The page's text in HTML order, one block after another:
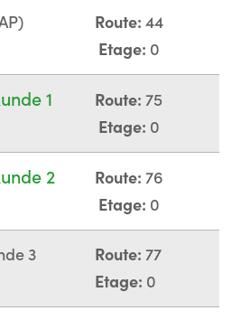
Route: 44
Etage: 0
1 Route: 75
Etage: 0
2 Route: 76
Etage: 0
3 Route: 77
Etage: 0